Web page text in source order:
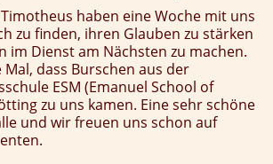
haben eine Woche mit uns
zu finden, ihren Glauben zu stärken
im Dienst am Nächsten zu machen.
Mal, dass Burschen aus der
ESM (Emanuel School of
zu uns kamen. Eine sehr schöne
und wir freuen uns schon auf